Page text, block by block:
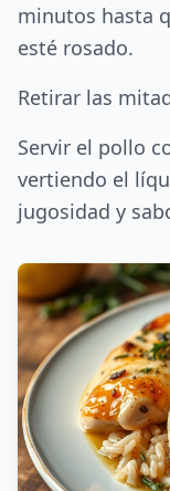
minutos hasta
esté rosado.
Retirar las
Servir el pollo
vertiendo el
jugosidad y